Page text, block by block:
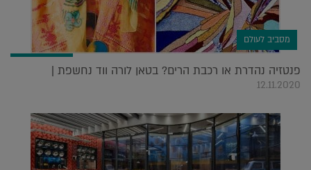
מסביב לעולם
פנטזיה נהדרת או רכבת הרים? בטאן לורה ווד נחשפת |
12.11.2020